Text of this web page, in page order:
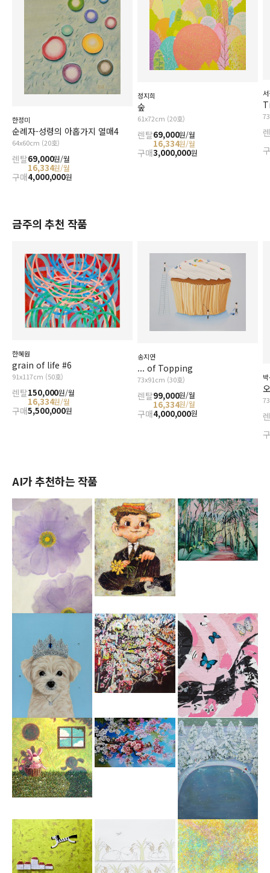
한정미
순례자-성령의 아홉가지 열매4
64x60cm (20호)
렌탈69,000원/월
16,334원/월
구매4,000,000원
정지희
숲
61x72cm (20호)
렌탈69,000원/월
16,334원/월
구매3,000,000원
금주의 추천 작품
한혜원
grain of life #6
91x117cm (50호)
렌탈150,000원/월
16,334원/월
구매5,500,000원
송지연
... of Topping
73x91cm (30호)
렌탈99,000원/월
16,334원/월
구매4,000,000원
AI가 추천하는 작품